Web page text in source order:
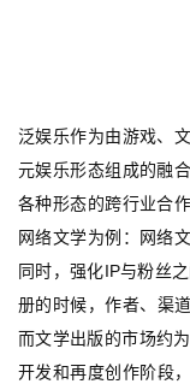
泛娱乐作为由游戏、
元娱乐形态组成的融
各种形态的跨行业合
网络文学为例：
网络
同时，强化IP与粉丝
册的时候，作者、渠
而文学出版的市场约为
开发和再度创作阶段